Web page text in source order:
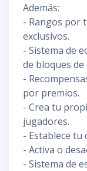
Además:
- Rangos por
exclusivos.
- Sistema de
de bloques
-
por premios.
- Crea tu
jugadores.
- Establece tu
- Activa o
- Sistema de